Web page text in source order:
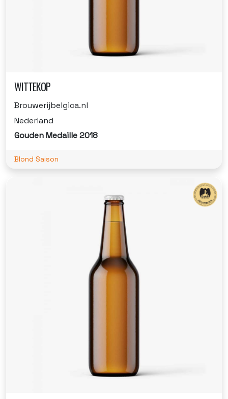
WITTEKOP
Brouwerijbelgica.nl
Nederland
Gouden Medaille 2018
Blond Saison